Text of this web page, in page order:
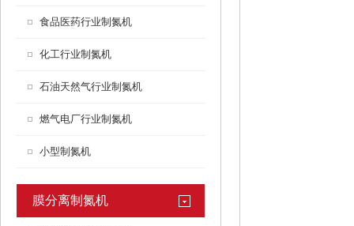
食品医药行业制氮机
化工行业制氮机
石油天然气行业制氮机
燃气电厂行业制氮机
小型制氮机
膜分离制氮机